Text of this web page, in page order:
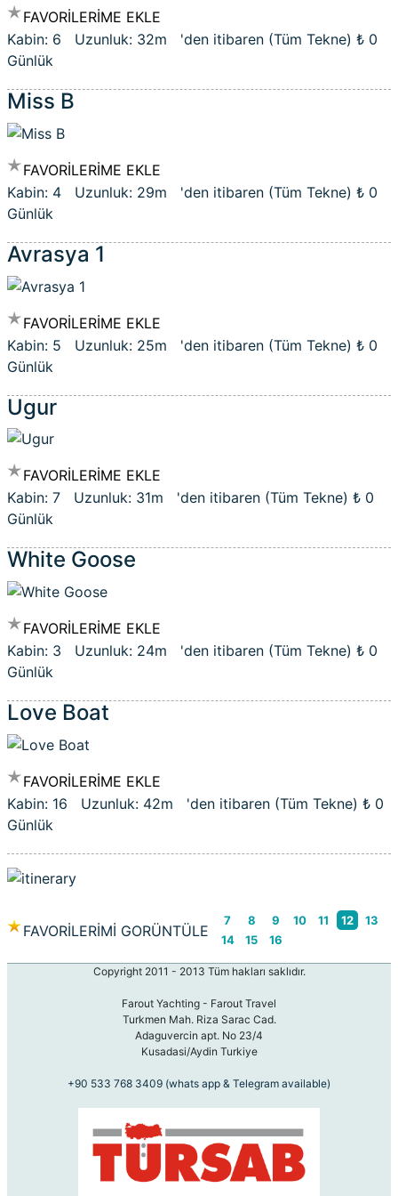
FAVORİLERİME EKLE
Kabin: 6 Uzunluk: 32m 'den itibaren (Tüm Tekne) ₺ 0
Günlük
Miss B
FAVORİLERİME EKLE
Kabin: 4 Uzunluk: 29m 'den itibaren (Tüm Tekne) ₺ 0
Günlük
Avrasya 1
FAVORİLERİME EKLE
Kabin: 5 Uzunluk: 25m 'den itibaren (Tüm Tekne) ₺ 0
Günlük
Ugur
FAVORİLERİME EKLE
Kabin: 7 Uzunluk: 31m 'den itibaren (Tüm Tekne) ₺ 0
Günlük
White Goose
FAVORİLERİME EKLE
Kabin: 3 Uzunluk: 24m 'den itibaren (Tüm Tekne) ₺ 0
Günlük
Love Boat
FAVORİLERİME EKLE
Kabin: 16 Uzunluk: 42m 'den itibaren (Tüm Tekne) ₺ 0
Günlük
FAVORİLERİMİ GORÜNTÜLE
7 8 9 10 11 12
13
14
15 16
Copyright 2011 - 2013 Tüm hakları saklıdır.
Farout Yachting - Farout Travel
Turkmen Mah. Riza Sarac Cad.
Adaguvercin apt. No 23/4
Kusadasi/Aydin Turkiye
+90 533 768 3409 (whats app & Telegram available)